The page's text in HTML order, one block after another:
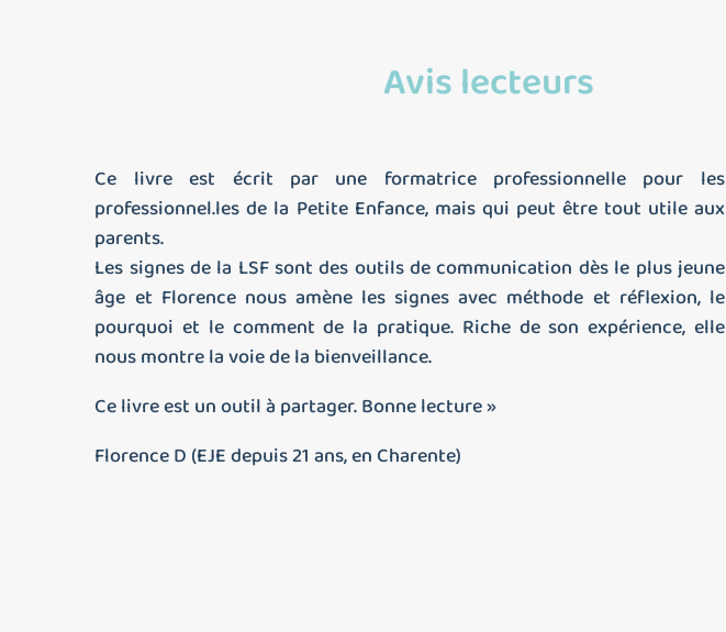
Avis lecteurs
Ce livre est écrit par une formatrice professionnelle pour les
professionnel.les de la Petite Enfance, mais qui peut être tout utile aux
parents.
Les signes de la LSF sont des outils de communication dès le plus jeune
âge et Florence nous amène les signes avec méthode et réflexion, le
pourquoi et le comment de la pratique. Riche de son expérience, elle
nous montre la voie de la bienveillance.
Ce livre est un outil à partager. Bonne lecture »
Florence D (EJE depuis 21 ans, en Charente)